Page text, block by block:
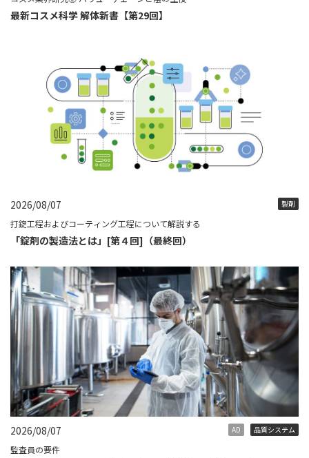
最新コスメ科学 解体新書【第29回】
2026/08/07 製剤
打錠工程およびコーティング工程について解説する
「錠剤の製造法とは」[第４回]（最終回）
2026/08/07 AD 品質システム
監査員の要件